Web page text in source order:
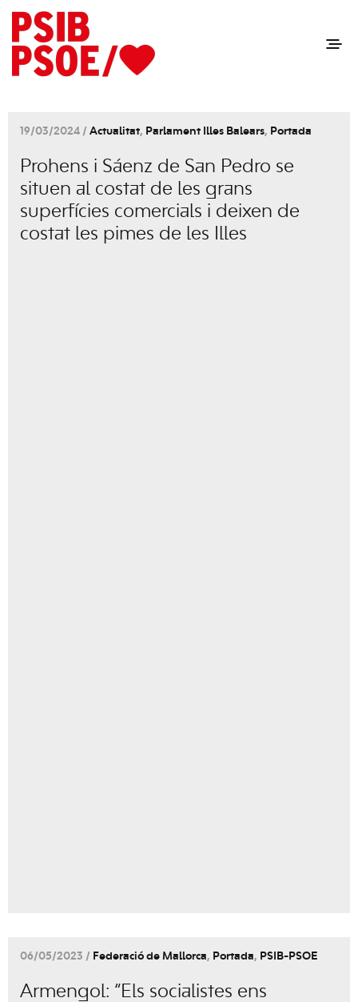
19/03/2024 / Actualitat, Parlament Illes Balears, Portada
Prohens i Sáenz de San Pedro se
situen al costat de les grans
superfícies comercials i deixen de
costat les pimes de les Illes
06/05/2023 / Federació de Mallorca, Portada, PSIB-PSOE
Armengol: “Els socialistes ens